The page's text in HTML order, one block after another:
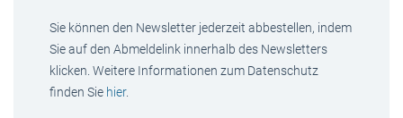
Sie können den Newsletter jederzeit abbestellen, indem
Sie auf den Abmeldelink innerhalb des Newsletters
klicken. Weitere Informationen zum Datenschutz
finden Sie hier.